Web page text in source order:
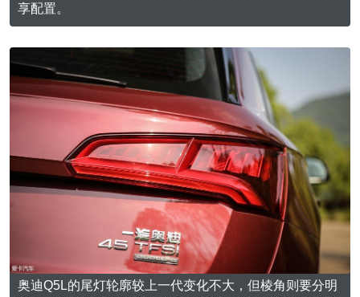
享配置。
奥迪Q5L的尾灯轮廓较上一代变化不大，但棱角则要分明